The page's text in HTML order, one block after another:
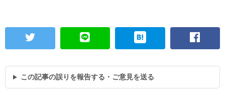
この記事の誤りを報告する・ご意見を送る